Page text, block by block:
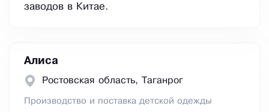
заводов в Китае.
Алиса
Ростовская область, Таганрог
Производство и поставка детской одежды